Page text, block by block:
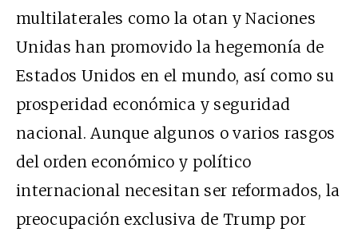
multilaterales como la otan y Naciones
Unidas han promovido la hegemonía de
Estados Unidos en el mundo, así como su
prosperidad económica y seguridad
nacional. Aunque algunos o varios rasgos
del orden económico y político
internacional necesitan ser reformados, la
preocupación exclusiva de Trump por